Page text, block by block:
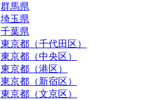
群馬県
埼玉県
千葉県
東京都（千代田区）
東京都（中央区）
東京都（港区）
東京都（新宿区）
東京都（文京区）